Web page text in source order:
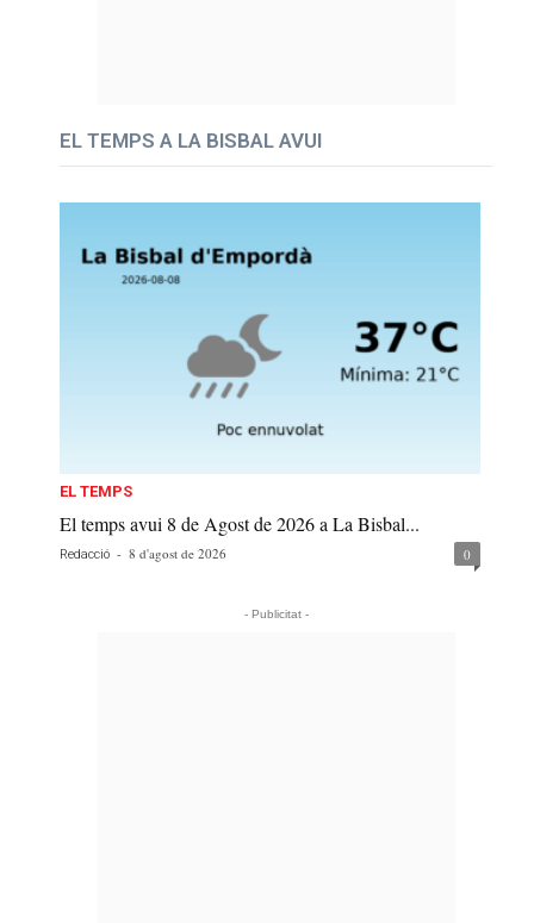
EL TEMPS A LA BISBAL AVUI
EL TEMPS
El temps avui 8 de Agost de 2026 a La Bisbal...
Redacció - 8 d'agost de 2026 0
- Publicitat -